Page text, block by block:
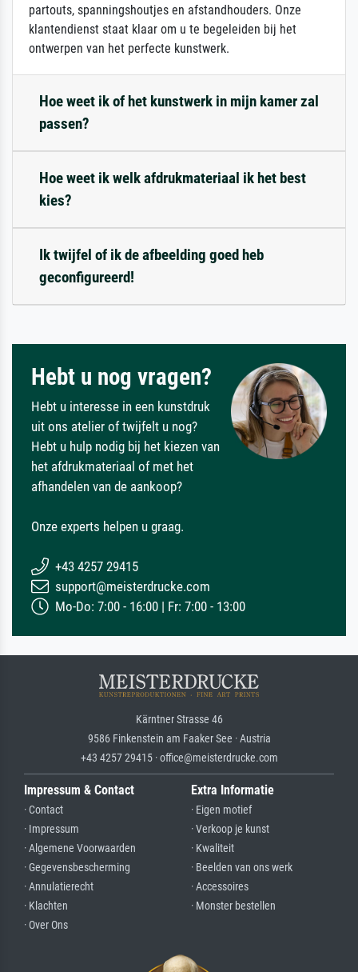
partouts, spanningshoutjes en afstandhouders. Onze
klantendienst staat klaar om u te begeleiden bij het
ontwerpen van het perfecte kunstwerk.
Hoe weet ik of het kunstwerk in mijn kamer zal
passen?
Hoe weet ik welk afdrukmateriaal ik het best
kies?
Ik twijfel of ik de afbeelding goed heb
geconfigureerd!
Hebt u nog vragen?
Hebt u interesse in een kunstdruk
uit ons atelier of twijfelt u nog?
Hebt u hulp nodig bij het kiezen van
het afdrukmateriaal of met het
afhandelen van de aankoop?
Onze experts helpen u graag.
+43 4257 29415
support@meisterdrucke.com
Mo-Do: 7:00 - 16:00 | Fr: 7:00 - 13:00
Kärntner Strasse 46
9586 Finkenstein am Faaker See · Austria
+43 4257 29415 · office@meisterdrucke.com
Impressum & Contact
· Contact
· Impressum
· Algemene Voorwaarden
· Gegevensbescherming
· Annulatierecht
· Klachten
· Over Ons
Extra Informatie
· Eigen motief
· Verkoop je kunst
· Kwaliteit
· Beelden van ons werk
· Accessoires
· Monster bestellen